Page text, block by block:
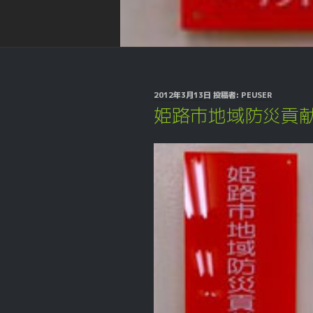
投
稿
日:
2012年3月13日 投稿者: PEUSER
姫路市地域防災貢